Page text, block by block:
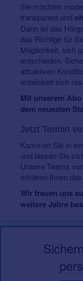
Sie möchten
transparent und
Dann ist das
das Richtige für
Möglichkeit, sich
entscheiden.
attraktiven
entwickelt sich
Mit unserem
dem neuesten
Jetzt Termin
Kommen Sie in
und lassen Sie
Unsere Teams
erklären Ihnen
Wir freuen uns
weitere Jahre